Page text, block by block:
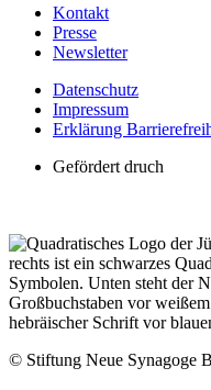
Kontakt
Presse
Newsletter
Datenschutz
Impressum
Erklärung
Gefördert druch
© Stiftung Neue Synagoge